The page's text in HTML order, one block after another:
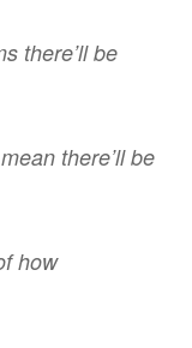
there’ll be
there’ll be
how